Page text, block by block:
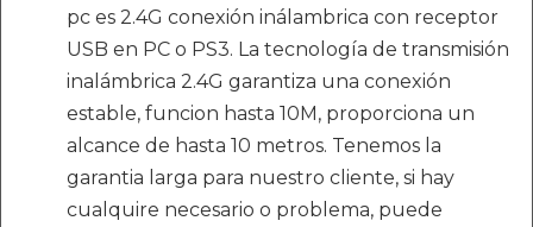
pc es 2.4G conexión inálambrica con receptor
USB en PC o PS3. La tecnología de transmisión
inalámbrica 2.4G garantiza una conexión
estable, funcion hasta 10M, proporciona un
alcance de hasta 10 metros. Tenemos la
garantia larga para nuestro cliente, si hay
cualquire necesario o problema, puede